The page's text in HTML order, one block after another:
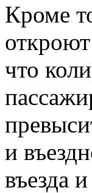
Кроме
что
и
въезда